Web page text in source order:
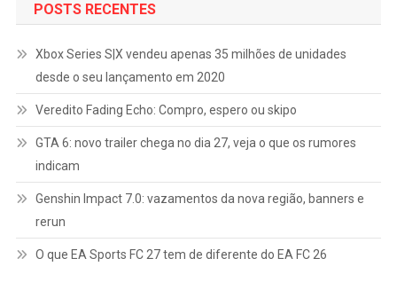
POSTS RECENTES
Xbox Series S|X vendeu apenas 35 milhões de unidades
desde o seu lançamento em 2020
Veredito Fading Echo: Compro, espero ou skipo
GTA 6: novo trailer chega no dia 27, veja o que os rumores
indicam
Genshin Impact 7.0: vazamentos da nova região, banners e
rerun
O que EA Sports FC 27 tem de diferente do EA FC 26